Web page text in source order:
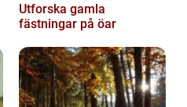
Utforska gamla
fästningar på öar